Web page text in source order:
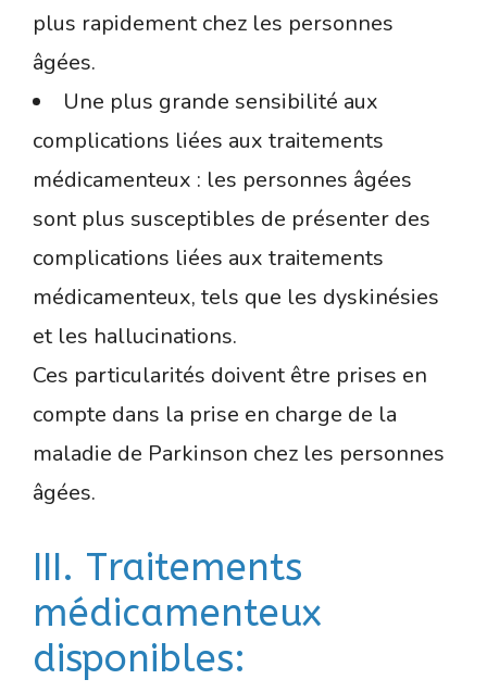
plus rapidement chez les personnes
âgées.
Une plus grande sensibilité aux
complications liées aux traitements
médicamenteux : les personnes âgées
sont plus susceptibles de présenter des
complications liées aux traitements
médicamenteux, tels que les dyskinésies
et les hallucinations.
Ces particularités doivent être prises en
compte dans la prise en charge de la
maladie de Parkinson chez les personnes
âgées.
III. Traitements
médicamenteux
disponibles: